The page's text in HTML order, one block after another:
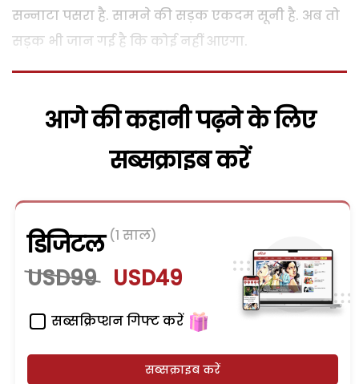
सन्नाटा पसरा है. सामने की सड़क एकदम सूनी है. अब तो
सड़क भी जान गई है कि कोई नहीं आएगा.
आगे की कहानी पढ़ने के लिए
सब्सक्राइब करें
डिजिटल (1 साल)
USD99 USD49
सब्सक्रिप्शन गिफ्ट करें
सब्सक्राइब करें